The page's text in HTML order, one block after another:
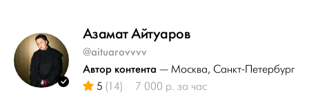
Азамат Айтуаров
@aituarovvvv
Автор контента — Москва, Санкт-Петербург
5 (14) 7 000 р. за час